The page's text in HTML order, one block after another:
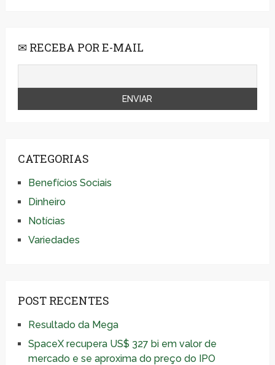
✉ RECEBA POR E-MAIL
CATEGORIAS
Benefícios Sociais
Dinheiro
Notícias
Variedades
POST RECENTES
Resultado da Mega
SpaceX recupera US$ 327 bi em valor de
mercado e se aproxima do preço do IPO